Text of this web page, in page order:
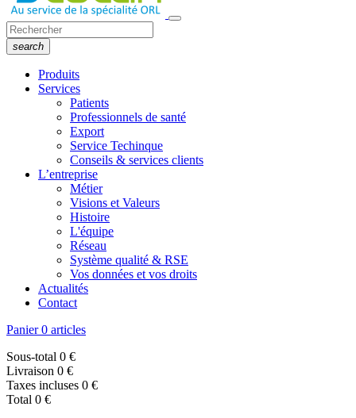
search
Produits
Services
Patients
Professionnels de santé
Export
Service Techinque
Conseils & services clients
L’entreprise
Métier
Visions et Valeurs
Histoire
L'équipe
Réseau
Système qualité & RSE
Vos données et vos droits
Actualités
Contact
Panier 0 articles
Sous-total 0 €
Livraison 0 €
Taxes incluses 0 €
Total 0 €